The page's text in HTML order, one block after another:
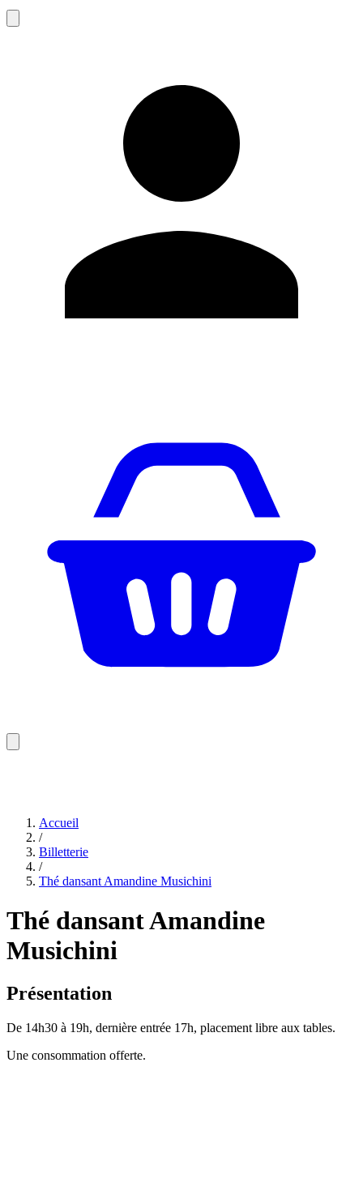
Accueil
/
Billetterie
/
Thé dansant Amandine Musichini
Thé dansant Amandine
Musichini
Présentation
De 14h30 à 19h, dernière entrée 17h, placement libre aux tables.
Une consommation offerte.